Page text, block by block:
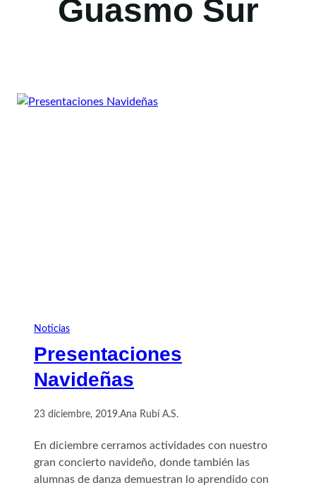
Guasmo Sur
Noticias
Presentaciones
Navideñas
23 diciembre, 2019.Ana Rubí A.S.
En diciembre cerramos actividades con nuestro
gran concierto navideño, donde también las
alumnas de danza demuestran lo aprendido con